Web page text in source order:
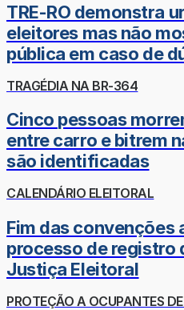
TRE-RO demonstra
eleitores mas não
pública em caso de
TRAGÉDIA NA BR-364
Cinco pessoas
entre carro e bitrem
são identificadas
CALENDÁRIO ELEITORAL
Fim das convenções
processo de registro
Justiça Eleitoral
PROTEÇÃO A OCUPANTES